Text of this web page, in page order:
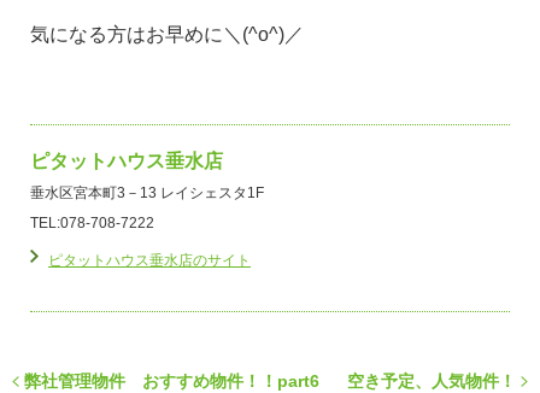
気になる方はお早めに＼(^o^)／
ピタットハウス垂水店
垂水区宮本町3－13 レイシェスタ1F
TEL:078-708-7222
ピタットハウス垂水店のサイト
弊社管理物件 おすすめ物件！！part6 空き予定、人気物件！